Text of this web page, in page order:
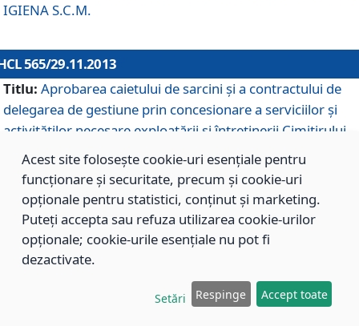
IGIENA S.C.M.
565/29.11.2013
Titlu: Aprobarea caietului de sarcini şi a contractului de
delegarea de gestiune prin concesionare a serviciilor şi
activităţilor necesare exploatării şi întreţinerii Cimitirului
Municipal Braşov situat în str. Dimitrie Anghel nr. 19.
564/29.11.2013
Titlu: Completarea şi modificarea H.C.L. nr. 446/2013,
care s-a aprobat studiul de fundamentare pentru
Acest site folosește cookie-uri esențiale pentru
funcționare și securitate, precum și cookie-uri
opționale pentru statistici, conținut și marketing.
Puteți accepta sau refuza utilizarea cookie-urilor
opționale; cookie-urile esențiale nu pot fi
dezactivate.
Setări Respinge Accept toate